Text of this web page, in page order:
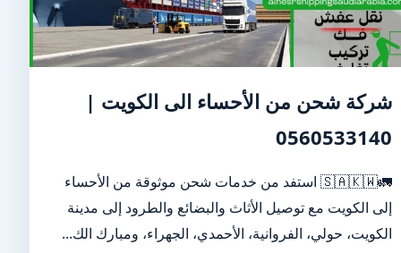
شركة شحن من الأحساء الى الكويت |
0560533140
🚛🇸🇦🇰🇼 استفد من خدمات شحن موثوقة من الأحساء
إلى الكويت مع توصيل الأثاث والبضائع والطرود إلى مدينة
الكويت، حولي، الفروانية، الأحمدي، الجهراء، ومبارك الك...